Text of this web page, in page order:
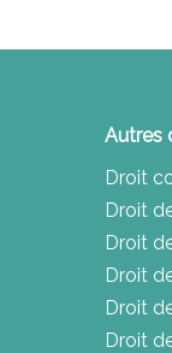
Autres
Droit
Droit
Droit
Droit
Droit
Droit